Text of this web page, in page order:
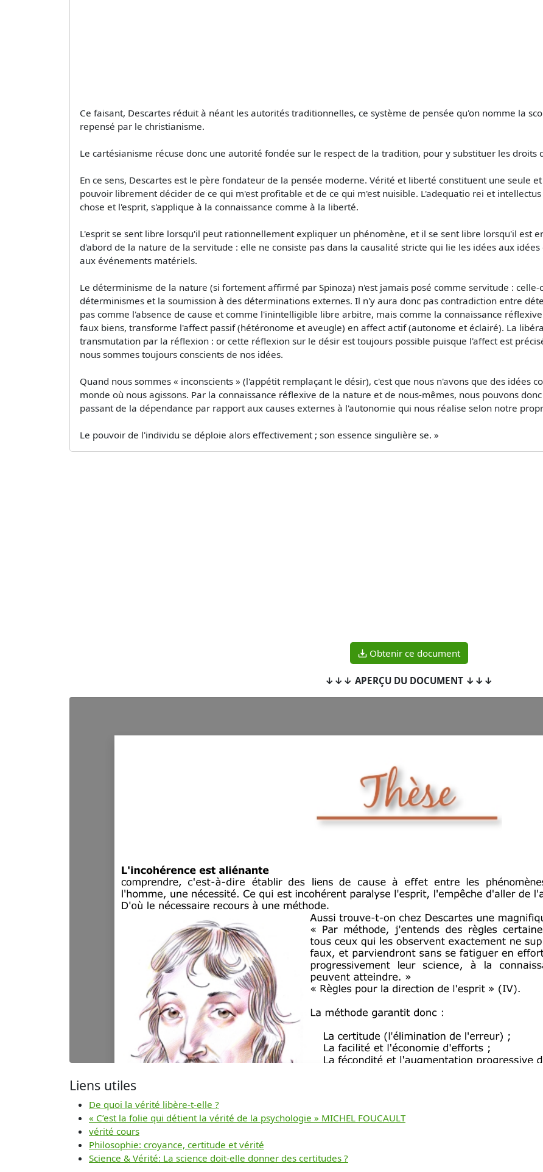
Ce faisant, Descartes réduit à néant les autorités traditionnelles, ce système de pensée qu'on nomme la
repensé par le christianisme.
Le cartésianisme récuse donc une autorité fondée sur le respect de la tradition, pour y substituer les droits
En ce sens, Descartes est le père fondateur de la pensée moderne. Vérité et liberté constituent une seule
pouvoir librement décider de ce qui m'est profitable et de ce qui m'est nuisible. L'adequatio rei et
chose et l'esprit, s'applique à la connaissance comme à la liberté.
L'esprit se sent libre lorsqu'il peut rationnellement expliquer un phénomène, et il se sent libre lorsqu'il est
d'abord de la nature de la servitude : elle ne consiste pas dans la causalité stricte qui lie les idées aux
aux événements matériels.
Le déterminisme de la nature (si fortement affirmé par Spinoza) n'est jamais posé comme servitude :
déterminismes et la soumission à des déterminations externes. Il n'y aura donc pas contradiction entre
pas comme l'absence de cause et comme l'inintelligible libre arbitre, mais comme la connaissance
faux biens, transforme l'affect passif (hétéronome et aveugle) en affect actif (autonome et éclairé). La
transmutation par la réflexion : or cette réflexion sur le désir est toujours possible puisque l'affect est
nous sommes toujours conscients de nos idées.
Quand nous sommes « inconscients » (l'appétit remplaçant le désir), c'est que nous n'avons que des idées
monde où nous agissons. Par la connaissance réflexive de la nature et de nous-mêmes, nous pouvons
passant de la dépendance par rapport aux causes externes à l'autonomie qui nous réalise selon notre
Le pouvoir de l'individu se déploie alors effectivement ; son essence singulière se. »
Obtenir ce document
↓↓↓ APERÇU DU DOCUMENT ↓↓↓
Liens utiles
De quoi la vérité libère-t-elle ?
« C’est la folie qui détient la vérité de la psychologie » MICHEL FOUCAULT
vérité cours
Philosophie: croyance, certitude et vérité
Science & Vérité: La science doit-elle donner des certitudes ?